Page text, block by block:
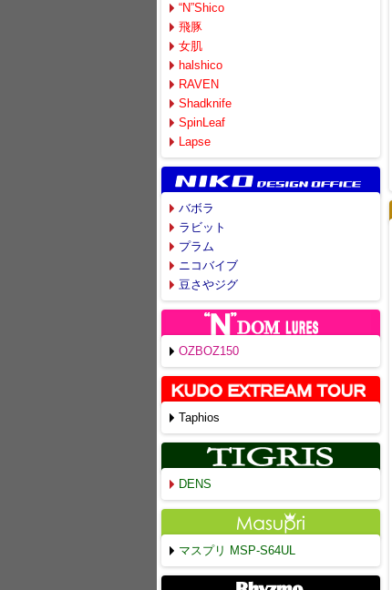
“N”Shico
飛豚
女肌
halshico
RAVEN
Shadknife
SpinLeaf
Lapse
バボラ
ラビット
プラム
ニコバイブ
豆さやジグ
OZBOZ150
Taphios
DENS
マスプリ MSP-S64UL